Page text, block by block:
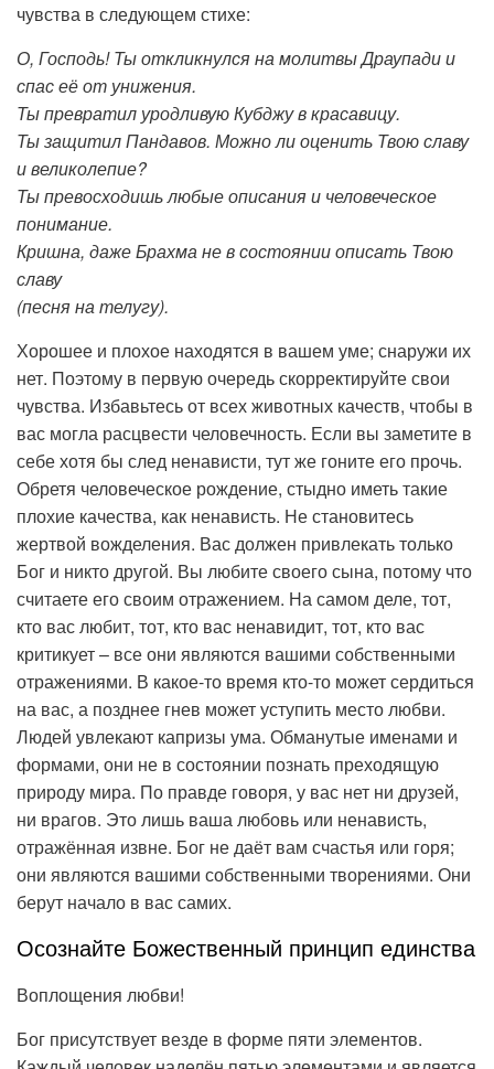
чувства в следующем стихе:
О, Господь! Ты откликнулся на молитвы Драупади и
спас её от унижения.
Ты превратил уродливую Кубджу в красавицу.
Ты защитил Пандавов. Можно ли оценить Твою славу
и великолепие?
Ты превосходишь любые описания и человеческое
понимание.
Кришна, даже Брахма не в состоянии описать Твою
славу
(песня на телугу).
Хорошее и плохое находятся в вашем уме; снаружи их
нет. Поэтому в первую очередь скорректируйте свои
чувства. Избавьтесь от всех животных качеств, чтобы в
вас могла расцвести человечность. Если вы заметите в
себе хотя бы след ненависти, тут же гоните его прочь.
Обретя человеческое рождение, стыдно иметь такие
плохие качества, как ненависть. Не становитесь
жертвой вожделения. Вас должен привлекать только
Бог и никто другой. Вы любите своего сына, потому что
считаете его своим отражением. На самом деле, тот,
кто вас любит, тот, кто вас ненавидит, тот, кто вас
критикует – все они являются вашими собственными
отражениями. В какое-то время кто-то может сердиться
на вас, а позднее гнев может уступить место любви.
Людей увлекают капризы ума. Обманутые именами и
формами, они не в состоянии познать преходящую
природу мира. По правде говоря, у вас нет ни друзей,
ни врагов. Это лишь ваша любовь или ненависть,
отражённая извне. Бог не даёт вам счастья или горя;
они являются вашими собственными творениями. Они
берут начало в вас самих.
Осознайте Божественный принцип единства
Воплощения любви!
Бог присутствует везде в форме пяти элементов.